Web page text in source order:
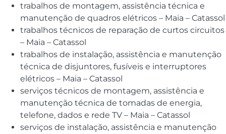
trabalhos de montagem, assistência técnica e
manutenção de quadros elétricos – Maia – Catassol
trabalhos técnicos de reparação de curtos circuitos
– Maia – Catassol
trabalhos de instalação, assistência e manutenção
técnica de disjuntores, fusíveis e interruptores
elétricos – Maia – Catassol
serviços técnicos de montagem, assistência e
manutenção técnica de tomadas de energia,
telefone, dados e rede TV – Maia – Catassol
serviços de instalação, assistência e manutenção